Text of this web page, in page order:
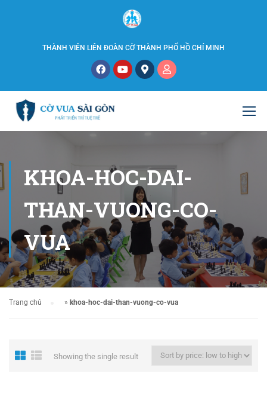
THÀNH VIÊN LIÊN ĐOÀN CỜ THÀNH PHỐ HỒ CHÍ MINH
KHOA-HOC-DAI-
THAN-VUONG-CO-
VUA
Trang chủ » khoa-hoc-dai-than-vuong-co-vua
Showing the single result